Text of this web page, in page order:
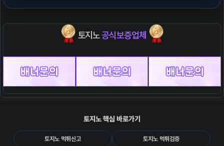
토지노공식보증업체
토지노 핵심 바로가기
토지노 먹튀신고 토지노 먹튀검증